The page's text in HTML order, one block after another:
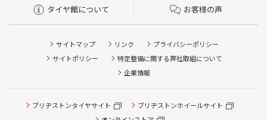
タイヤ館について お客様の声
サイトマップ リンク
プライバシーポリシー
サイトポリシー
特定整備に関する弊社取組について
企業情報
ブリヂストンタイヤサイト
ブリヂストンホイールサイト
タイヤ点検・安全点検/タイヤ履き替え/オイル交換/その他
ピット作業の予約